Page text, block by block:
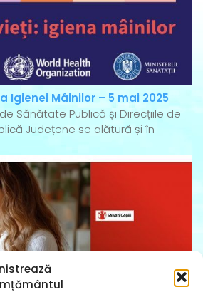
Igienei Mâinilor – 5 mai 2025
Sănătate Publică și Direcțiile de
Județene se alătură și în